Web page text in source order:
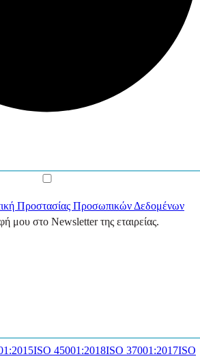
Προστασίας Προσωπικών Δεδομένων
μου στο Newsletter της εταιρείας.
ISO 45001:2018ISO 37001:2017ISO